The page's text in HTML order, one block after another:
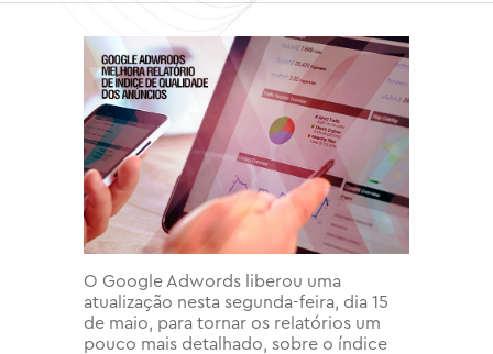
O Google Adwords liberou uma
atualização nesta segunda-feira, dia 15
de maio, para tornar os relatórios um
pouco mais detalhado, sobre o índice